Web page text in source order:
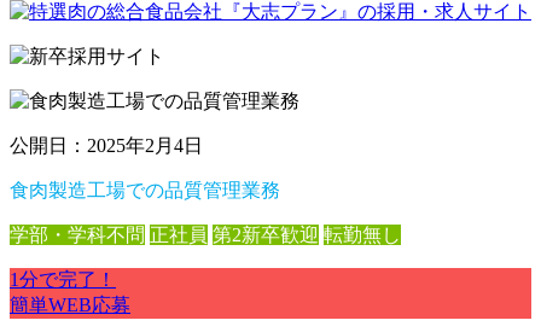
公開日：2025年2月4日
食肉製造工場での品質管理業務
学部・学科不問 正社員 第2新卒歓迎 転勤無し
1分で完了！
簡単WEB応募